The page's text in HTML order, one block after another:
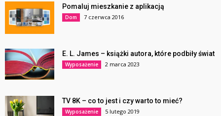
Pomaluj mieszkanie z aplikacją
Dom 7 czerwca 2016
E. L. James – książki autora, które podbiły świat
Wyposażenie 2 marca 2023
TV 8K – co to jest i czy warto to mieć?
Wyposażenie 5 lutego 2019